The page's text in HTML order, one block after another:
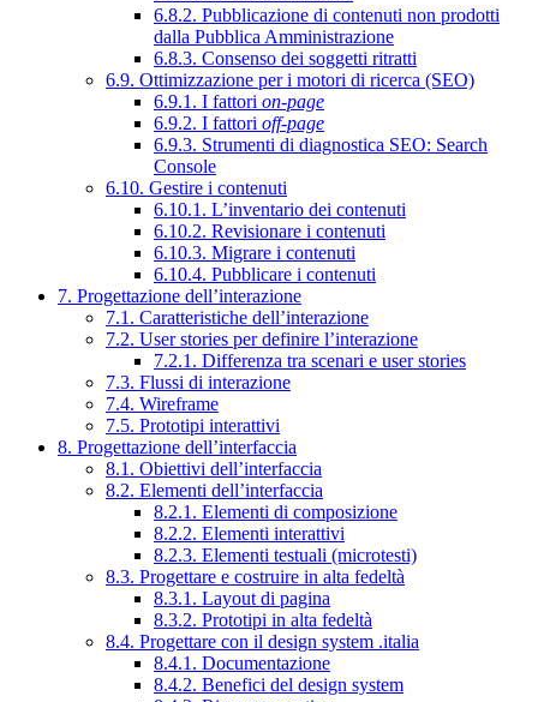
6.8.2. Pubblicazione di contenuti non prodotti
dalla Pubblica Amministrazione
6.8.3. Consenso dei soggetti ritratti
6.9. Ottimizzazione per i motori di ricerca (SEO)
6.9.1. I fattori on-page
6.9.2. I fattori off-page
6.9.3. Strumenti di diagnostica SEO: Search
Console
6.10. Gestire i contenuti
6.10.1. L’inventario dei contenuti
6.10.2. Revisionare i contenuti
6.10.3. Migrare i contenuti
6.10.4. Pubblicare i contenuti
7. Progettazione dell’interazione
7.1. Caratteristiche dell’interazione
7.2. User stories per definire l’interazione
7.2.1. Differenza tra scenari e user stories
7.3. Flussi di interazione
7.4. Wireframe
7.5. Prototipi interattivi
8. Progettazione dell’interfaccia
8.1. Obiettivi dell’interfaccia
8.2. Elementi dell’interfaccia
8.2.1. Elementi di composizione
8.2.2. Elementi interattivi
8.2.3. Elementi testuali (microtesti)
8.3. Progettare e costruire in alta fedeltà
8.3.1. Layout di pagina
8.3.2. Prototipi in alta fedeltà
8.4. Progettare con il design system .italia
8.4.1. Documentazione
8.4.2. Benefici del design system